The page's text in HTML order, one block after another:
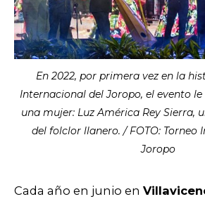
En 2022, por primera vez en la
Internacional del Joropo, el evento
una mujer: Luz América Rey Sierra,
del folclor llanero. / FOTO: Torneo
Joropo
Cada año en junio en